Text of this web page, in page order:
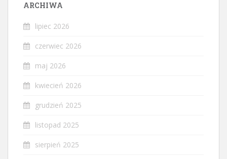
ARCHIWA
lipiec 2026
czerwiec 2026
maj 2026
kwiecień 2026
grudzień 2025
listopad 2025
sierpień 2025